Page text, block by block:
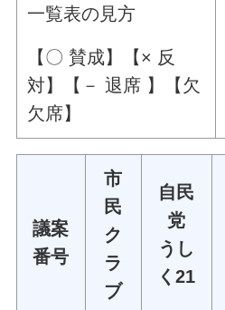
一覧表の見方
【〇 賛成】【× 反
対】【 － 退席 】
【欠
欠席】
議案
番号
市
民
ク
ラ
ブ
自民
党
うし
く21